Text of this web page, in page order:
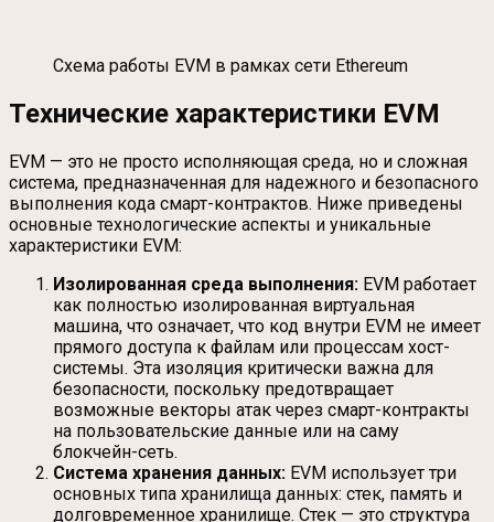
Схема работы EVM в рамках сети Ethereum
Технические характеристики EVM
EVM — это не просто исполняющая среда, но и сложная
система, предназначенная для надежного и безопасного
выполнения кода смарт-контрактов. Ниже приведены
основные технологические аспекты и уникальные
характеристики EVM:
Изолированная среда выполнения: EVM работает
как полностью изолированная виртуальная
машина, что означает, что код внутри EVM не имеет
прямого доступа к файлам или процессам хост-
системы. Эта изоляция критически важна для
безопасности, поскольку предотвращает
возможные векторы атак через смарт-контракты
на пользовательские данные или на саму
блокчейн-сеть.
Система хранения данных: EVM использует три
основных типа хранилища данных: стек, память и
долговременное хранилище. Стек — это структура